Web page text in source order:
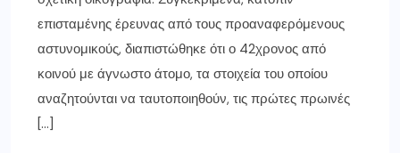
επισταμένης έρευνας από τους προαναφερόμενους
αστυνομικούς, διαπιστώθηκε ότι ο 42χρονος από
κοινού με άγνωστο άτομο, τα στοιχεία του οποίου
αναζητούνται να ταυτοποιηθούν, τις πρώτες πρωινές
[…]